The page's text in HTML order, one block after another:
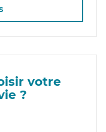
votre
?